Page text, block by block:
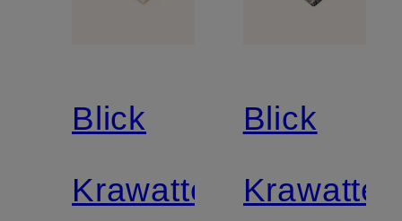
Blick
Krawatte
Blick
Krawatte